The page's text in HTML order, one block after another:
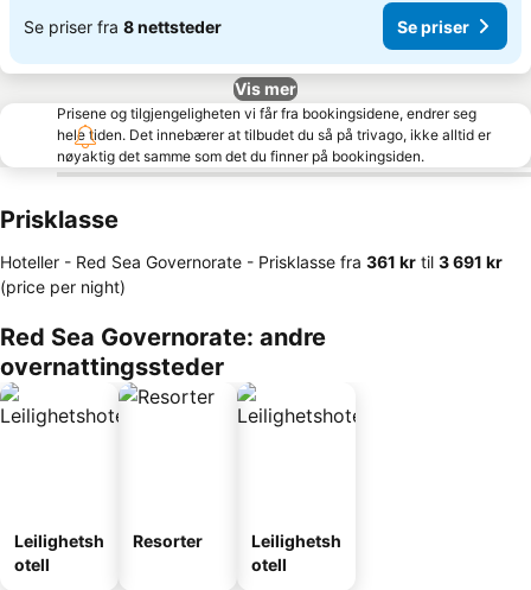
Se priser fra 8 nettsteder Se priser
Vis mer
Prisene og tilgjengeligheten vi får fra bookingsidene, endrer seg
hele tiden. Det innebærer at tilbudet du så på trivago, ikke alltid er
nøyaktig det samme som det du finner på bookingsiden.
Prisklasse
Hoteller - Red Sea Governorate - Prisklasse fra ‎361 kr til ‎3 691 kr
(price per night)
Red Sea Governorate: andre
overnattingssteder
Leilighetsh
otell
Resorter
Leilighetsh
otell